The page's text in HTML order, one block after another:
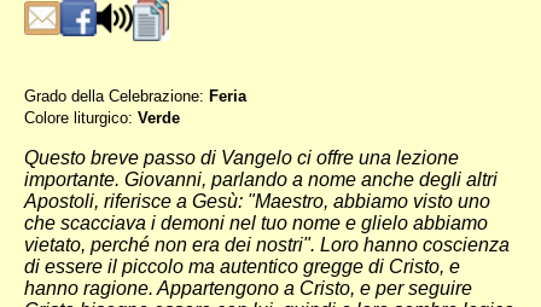
Grado della Celebrazione: Feria
Colore liturgico: Verde
Questo breve passo di Vangelo ci offre una lezione
importante. Giovanni, parlando a nome anche degli altri
Apostoli, riferisce a Gesù: "Maestro, abbiamo visto uno
che scacciava i demoni nel tuo nome e glielo abbiamo
vietato, perché non era dei nostri". Loro hanno coscienza
di essere il piccolo ma autentico gregge di Cristo, e
hanno ragione. Appartengono a Cristo, e per seguire